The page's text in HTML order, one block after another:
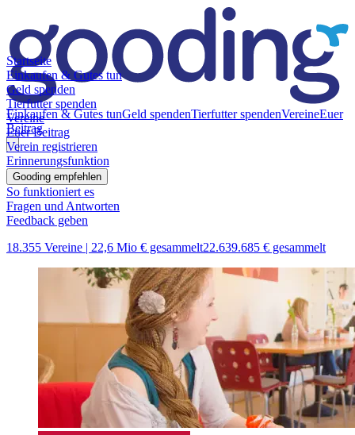
Einkaufen & Gutes tunGeld spendenTierfutter spendenVereineEuer
Beitrag
Startseite
Einkaufen & Gutes tun
Geld spenden
Tierfutter spenden
Vereine
Euer Beitrag
Verein registrieren
Erinnerungsfunktion
Gooding empfehlen
So funktioniert es
Fragen und Antworten
Feedback geben
18.355 Vereine | 22,6 Mio € gesammelt22.639.685 € gesammelt